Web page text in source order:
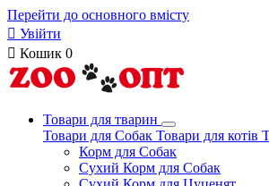
Перейти до основного вмісту
 Увійти
 Кошик 0
Товари для тварин
Товари для Собак Товари для котів
Корм для Собак
Сухий Корм для Собак